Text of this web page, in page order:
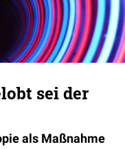
sei der
als Maßnahme